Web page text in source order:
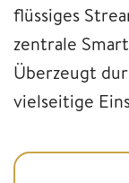
flüssiges
zentrale
Überzeugt
vielseitige